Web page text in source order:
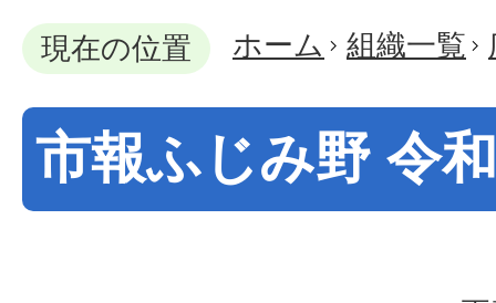
現在の位置 ホーム 組織一覧
市報ふじみ野 令